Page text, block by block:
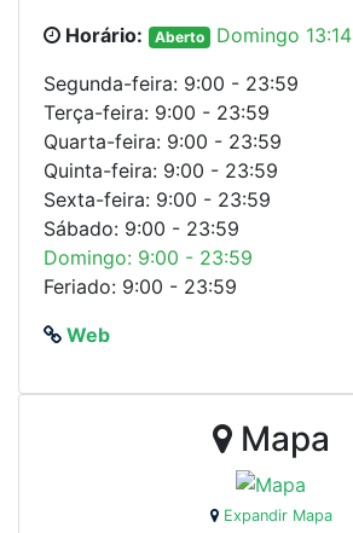
Horário:
Aberto
Domingo 13:14
Segunda-feira: 9:00 - 23:59
Terça-feira: 9:00 - 23:59
Quarta-feira: 9:00 - 23:59
Quinta-feira: 9:00 - 23:59
Sexta-feira: 9:00 - 23:59
Sábado: 9:00 - 23:59
Domingo: 9:00 - 23:59
Feriado: 9:00 - 23:59
Web
Mapa
Expandir Mapa